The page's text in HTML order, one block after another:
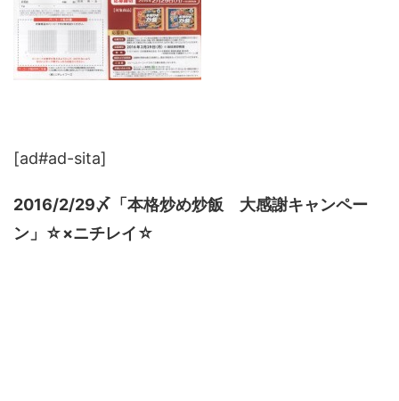
[ad#ad-sita]
2016/2/29〆「本格炒め炒飯 大感謝キャンペー
ン」☆×ニチレイ☆